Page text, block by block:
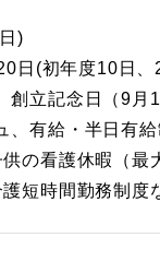
)
日(初年度10日、
創立記念日（9月
、有給・半日有
の看護休暇（最
短時間勤務制度